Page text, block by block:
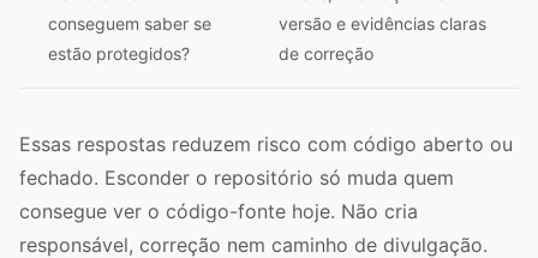
conseguem saber se
estão protegidos?
versão e evidências claras
de correção
Essas respostas reduzem risco com código aberto ou
fechado. Esconder o repositório só muda quem
consegue ver o código-fonte hoje. Não cria
responsável, correção nem caminho de divulgação.